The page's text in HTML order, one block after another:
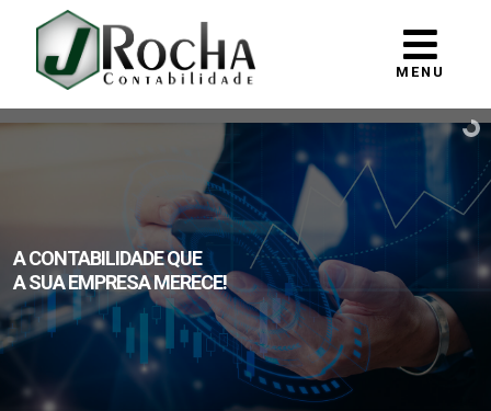
MENU
A CONTABILIDADE QUE
A SUA EMPRESA MERECE!